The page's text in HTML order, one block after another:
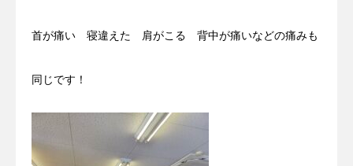
首が痛い 寝違えた 肩がこる 背中が痛いなどの痛みも
同じです！